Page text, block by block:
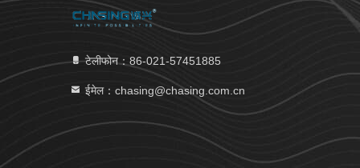
टेलीफोन：86-021-57451885
ईमेल：chasing@chasing.com.cn